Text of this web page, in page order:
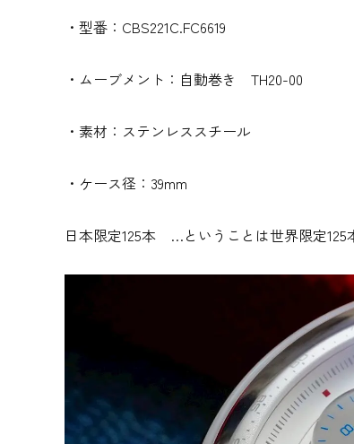
・型番：CBS221C.FC6619
・ムーブメント：自動巻き TH20-00
・素材：ステンレススチール
・ケース径：39mm
日本限定125本 …ということは世界限定125